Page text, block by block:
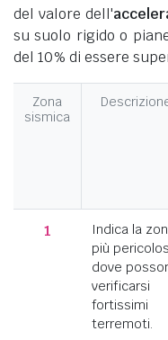
del valore dell'
su suolo rigido o
del 10% di essere
Zona
sismica
1
Indica la
più
dove
verificarsi
fortissimi
terremoti.